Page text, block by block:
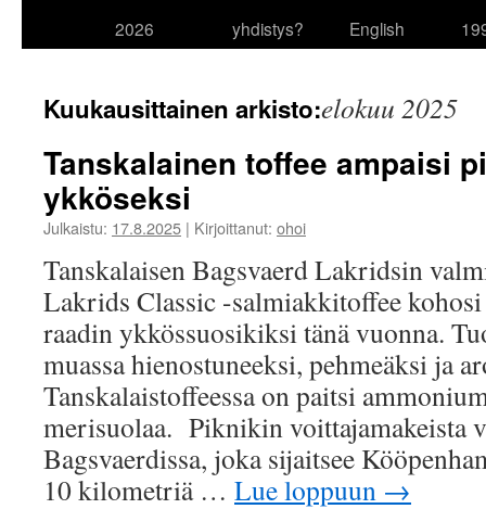
2026
yhdistys?
English
Kuukausittainen arkisto:elokuu 2025
Tanskalainen toffee ampaisi
ykköseksi
Julkaistu: 17.8.2025 | Kirjoittanut: ohoi
Tanskalaisen Bagsvaerd Lakridsin
Lakrids Classic -salmiakkitoffee
raadin ykkössuosikiksi tänä vuonna.
muassa hienostuneeksi, pehmeäksi ja
Tanskalaistoffeessa on paitsi
merisuolaa. Piknikin voittajamakeista
Bagsvaerdissa, joka sijaitsee
10 kilometriä … Lue loppuun →